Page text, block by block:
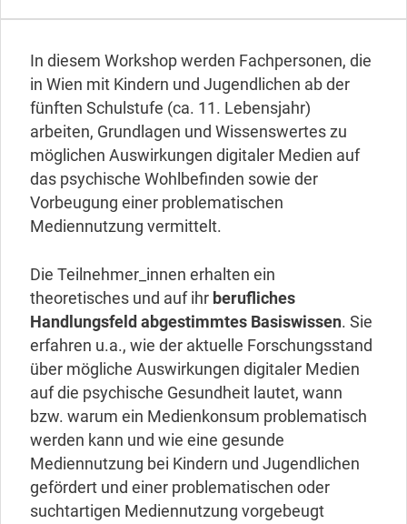
In diesem Workshop werden Fachpersonen, die
in Wien mit Kindern und Jugendlichen ab der
fünften Schulstufe (ca. 11. Lebensjahr)
arbeiten, Grundlagen und Wissenswertes zu
möglichen Auswirkungen digitaler Medien auf
das psychische Wohlbefinden sowie der
Vorbeugung einer problematischen
Mediennutzung vermittelt.
Die Teilnehmer_innen erhalten ein
theoretisches und auf ihr berufliches
Handlungsfeld abgestimmtes Basiswissen. Sie
erfahren u.a., wie der aktuelle Forschungsstand
über mögliche Auswirkungen digitaler Medien
auf die psychische Gesundheit lautet, wann
bzw. warum ein Medienkonsum problematisch
werden kann und wie eine gesunde
Mediennutzung bei Kindern und Jugendlichen
gefördert und einer problematischen oder
suchtartigen Mediennutzung vorgebeugt